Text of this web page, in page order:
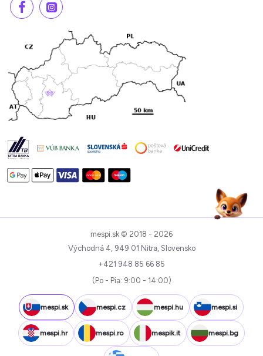
mespi.sk © 2018 - 2026
Východná 4, 949 01 Nitra, Slovensko
+421 948 85 66 85
(Po - Pia: 9:00 - 14:00)
mespi.sk mespi.cz mespi.hu mespi.si
mespi.hr mespi.ro mespik.it mespi.bg